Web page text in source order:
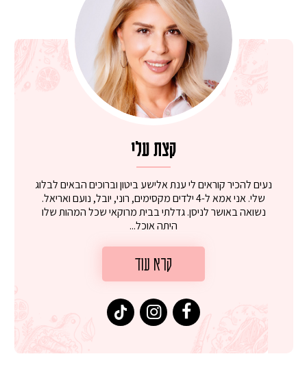
קצת עלי
נעים להכיר קוראים לי ענת אלישע ביטון וברוכים הבאים לבלוג
שלי. אני אמא ל-4 ילדים מקסימים, רוני, יובל, נועם ואריאל.
נשואה באושר לניסן. גדלתי בבית מרוקאי שכל המהות שלו
היתה אוכל...
קרא עוד